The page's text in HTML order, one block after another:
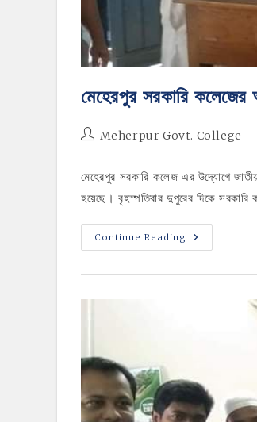
মেহেরপুর সরকারি কলেজের
PostMeherpur Govt. College
মেহেরপুর সরকারি কলেজ এর উদ্যোগে জাতীয়
হয়েছে। বৃহস্পতিবার দুপুরের দিকে
Continue Reading মেহেরপুর
সরকারি
অর্থনীতি